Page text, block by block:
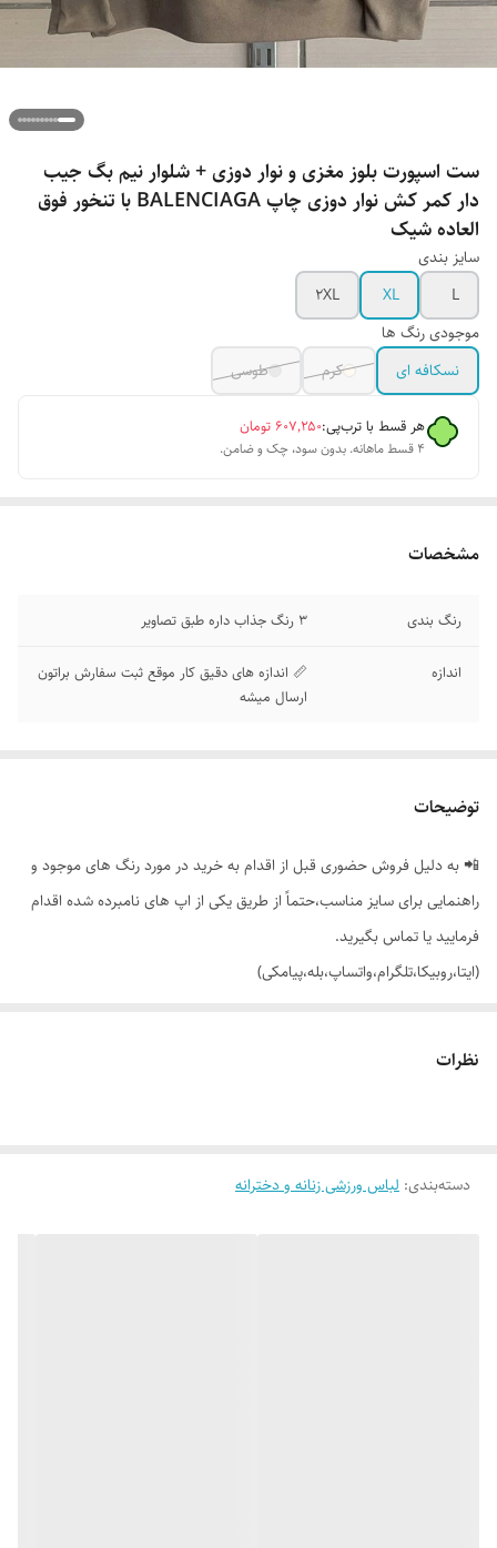
ست اسپورت بلوز مغزی و نوار دوزی + شلوار نیم بگ جیب
دار کمر کش نوار دوزی چاپ BALENCIAGA با تنخور فوق
العاده شیک
سایز بندی
L
XL
2XL
موجودی رنگ ها
نسکافه ای
کرم طوسی
هر قسط با ترب‌پی:۶۰۷٬۲۵۰ تومان
۴ قسط ماهانه. بدون سود، چک و ضامن.
مشخصات
رنگ بندی 3 رنگ جذاب داره طبق تصاویر
اندازه
📏 اندازه های دقیق کار موقع ثبت سفارش براتون
ارسال میشه
توضیحات
📲 به دلیل فروش حضوری قبل از اقدام به خرید در مورد رنگ های موجود و
راهنمایی برای سایز مناسب،حتماً از طریق یکی از اپ های نامبرده شده اقدام
فرمایید یا تماس بگیرید.
(ایتا،روبیکا،تلگرام،واتساپ،بله،پیامکی)
دوزی چاپ BALENCIAGA با تنخور فوق العاده شیک
نظرات
دسته‌بندی: لباس ورزشی زنانه و دخترانه